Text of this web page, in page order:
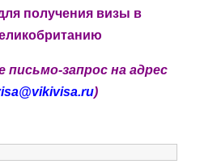
получения визы в
запрос на адрес
)